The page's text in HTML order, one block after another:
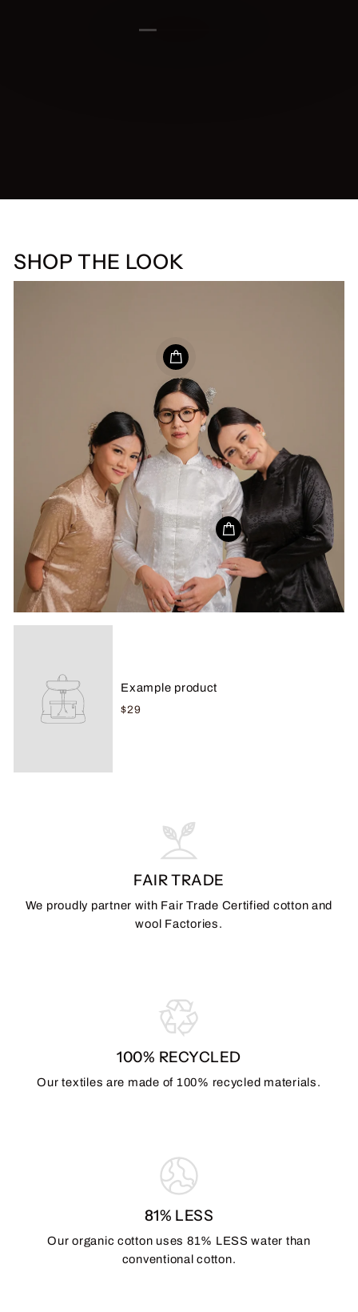
SHOP THE LOOK
Example product
$29
FAIR TRADE
We proudly partner with Fair Trade Certified cotton and
wool Factories.
100% RECYCLED
Our textiles are made of 100% recycled materials.
81% LESS
Our organic cotton uses 81% LESS water than
conventional cotton.